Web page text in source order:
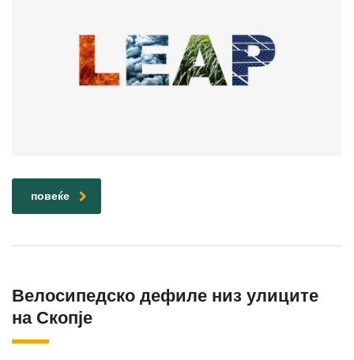
повеќе
Велосипедско дефиле низ улиците
на Скопје